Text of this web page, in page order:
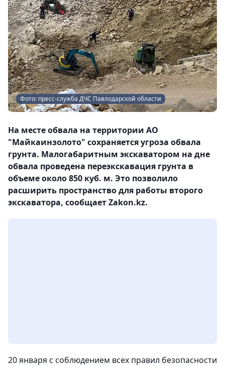
Фото: пресс-служба ДЧС Павлодарской области
На месте обвала на территории АО
"Майкаинзолото" сохраняется угроза обвала
грунта. Малогабаритным экскаватором на дне
обвала проведена переэкскавация грунта в
объеме около 850 куб. м. Это позволило
расширить пространство для работы второго
экскаватора, сообщает Zakon.kz.
20 января с соблюдением всех правил безопасности